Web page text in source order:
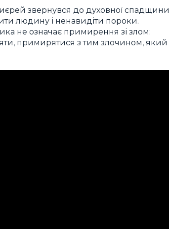
звернувся до духовної спадщини
людину і ненавидіти пороки.
не означає примирення зі злом:
примирятися з тим злочином, який